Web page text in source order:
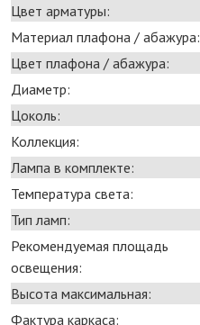
Цвет арматуры:
Материал плафона / абажура:
Цвет плафона / абажура:
Диаметр:
Цоколь:
Коллекция:
Лампа в комплекте:
Температура света:
Тип ламп:
Рекомендуемая площадь
освещения:
Высота максимальная:
Фактура каркаса: